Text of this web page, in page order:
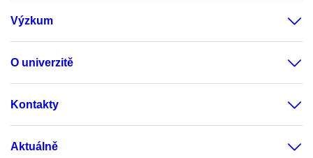
Výzkum
O univerzitě
Kontakty
Aktuálně